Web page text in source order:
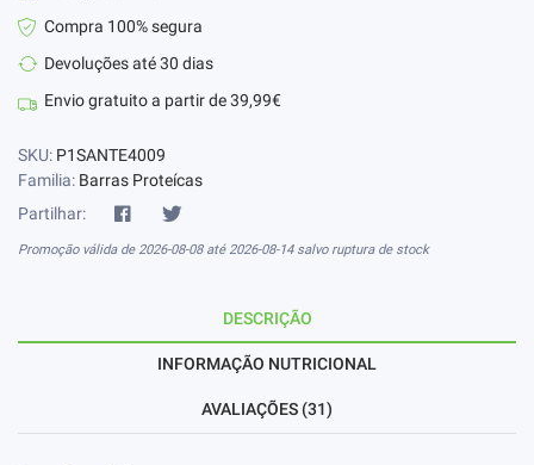
Compra 100% segura
Devoluções até 30 dias
Envio gratuito a partir de 39,99€
SKU: P1SANTE4009
Familia: Barras Proteícas
Partilhar:
Promoção válida de 2026-08-08 até 2026-08-14 salvo ruptura de stock
DESCRIÇÃO
INFORMAÇÃO NUTRICIONAL
AVALIAÇÕES (31)